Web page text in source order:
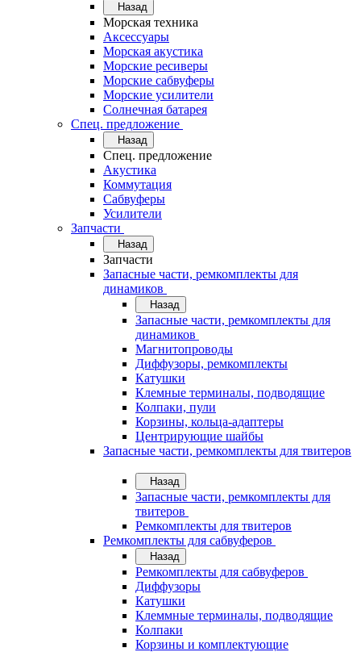
Назад
Морская техника
Аксессуары
Морская акустика
Морские ресиверы
Морские сабвуферы
Морские усилители
Солнечная батарея
Спец. предложение
Назад
Спец. предложение
Акустика
Коммутация
Сабвуферы
Усилители
Запчасти
Назад
Запчасти
Запасные части, ремкомплекты для
динамиков
Назад
Запасные части, ремкомплекты для
динамиков
Магнитопроводы
Диффузоры, ремкомплекты
Катушки
Клемные терминалы, подводящие
Колпаки, пули
Корзины, кольца-адаптеры
Центрирующие шайбы
Запасные части, ремкомплекты для твитеров
Назад
Запасные части, ремкомплекты для
твитеров
Ремкомплекты для твитеров
Ремкомплекты для сабвуферов
Назад
Ремкомплекты для сабвуферов
Диффузоры
Катушки
Клеммные терминалы, подводящие
Колпаки
Корзины и комплектующие